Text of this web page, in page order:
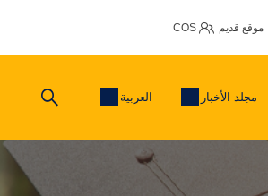
موقع قديم COS
مجلد الأخبار العربية